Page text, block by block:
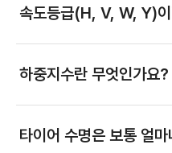
속도등급(H, V, W, Y)
하중지수란 무엇인가요?
타이어 수명은 보통 얼